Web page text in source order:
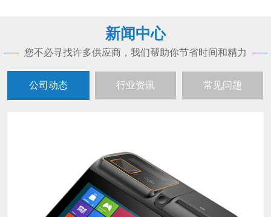
新闻中心
您不必寻找许多供应商，我们帮助你节省时间和精力
公司动态 行业资讯 常见问题